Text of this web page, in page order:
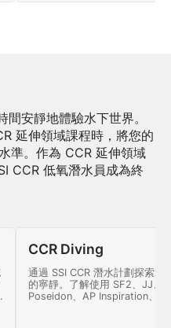
安靜地體驗水下世界。
延伸領域課程時，將您的
準。作為 CCR 延伸領域
CCR 低氧潛水員成為終
CCR Diving
通過 SSI CCR 潛水計劃探索水
的寧靜。了解使用 SF2、JJ、
Poseidon、AP Inspiration、